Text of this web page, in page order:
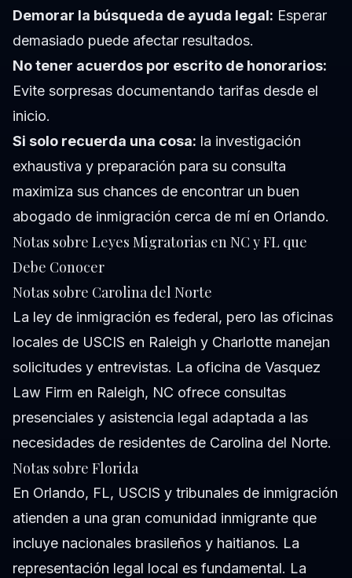
Demorar la búsqueda de ayuda legal: Esperar
demasiado puede afectar resultados.
No tener acuerdos por escrito de honorarios:
Evite sorpresas documentando tarifas desde el
inicio.
Si solo recuerda una cosa: la investigación
exhaustiva y preparación para su consulta
maximiza sus chances de encontrar un buen
abogado de inmigración cerca de mí en Orlando.
Notas sobre Leyes Migratorias en NC y FL que
Debe Conocer
Notas sobre Carolina del Norte
La ley de inmigración es federal, pero las oficinas
locales de USCIS en Raleigh y Charlotte manejan
solicitudes y entrevistas. La oficina de Vasquez
Law Firm en Raleigh, NC ofrece consultas
presenciales y asistencia legal adaptada a las
necesidades de residentes de Carolina del Norte.
Notas sobre Florida
En Orlando, FL, USCIS y tribunales de inmigración
atienden a una gran comunidad inmigrante que
incluye nacionales brasileños y haitianos. La
representación legal local es fundamental. La